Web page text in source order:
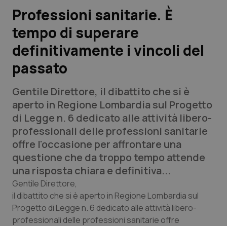
Lavoro e Professioni
Scienza e Farmaci
Studi e Analisi
Lettere al direttore
Edizioni Regionali
QS Pro
Professionisti Sanitari.AI
Abruzzo
Basilicata
QS Pro Gold
Artrite & artrosi
QS Club Newsletter
Professioni sanitarie. È
tempo di superare
definitivamente i vincoli del
passato
Gentile Direttore, il dibattito che si è
aperto in Regione Lombardia sul Progetto
di Legge n. 6 dedicato alle attività libero-
professionali delle professioni sanitarie
offre l'occasione per affrontare una
questione che da troppo tempo attende
una risposta chiara e definitiva...
Gentile Direttore,
il dibattito che si è aperto in Regione Lombardia sul
Progetto di Legge n. 6 dedicato alle attività libero-
professionali delle professioni sanitarie offre